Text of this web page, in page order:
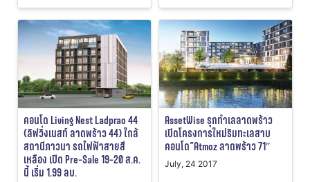
คอนโด Living Nest Ladprao 44
(ลิฟวิ่งเนสท์ ลาดพร้าว 44) ใกล้
สถานีภาวนา รถไฟฟ้าสายสี
เหลือง เปิด Pre-Sale 19-20 ส.ค.
นี้ เริ่ม 1.99 ลบ.
AssetWise รุกทำเลลาดพร้าว
เปิดโครงการใหม่ริมทะเลสาบ
คอนโด”Atmoz ลาดพร้าว 71″
July, 24 2017